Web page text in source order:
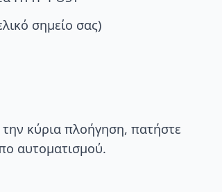
σημείο σας)
κύρια πλοήγηση, πατήστε
αυτοματισμού.